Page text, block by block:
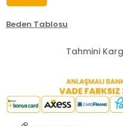
Beden Tablosu
Tahmini